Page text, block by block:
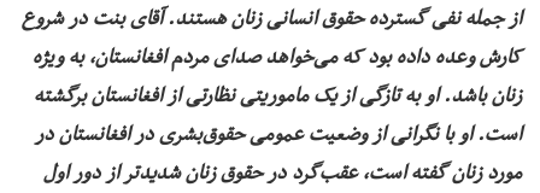
از جمله نفی گسترده حقوق انسانی زنان هستند. آقای بنت در شروع
کارش وعده داده بود که می‌خواهد صدای مردم افغانستان، به ویژه
زنان باشد. او به تازگی از یک ماموریتی نظارتی از افغانستان برگشته
است. او با نگرانی از وضعیت عمومی حقوق‌بشری در افغانستان در
مورد زنان گفته است، عقب‌گرد در حقوق زنان شدیدتر از دور اول